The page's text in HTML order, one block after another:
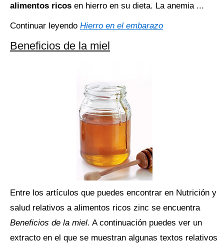
alimentos ricos en hierro en su dieta. La anemia ...
Continuar leyendo Hierro en el embarazo
Beneficios de la miel
Entre los artículos que puedes encontrar en Nutrición y
salud relativos a alimentos ricos zinc se encuentra
Beneficios de la miel. A continuación puedes ver un
extracto en el que se muestran algunas textos relativos